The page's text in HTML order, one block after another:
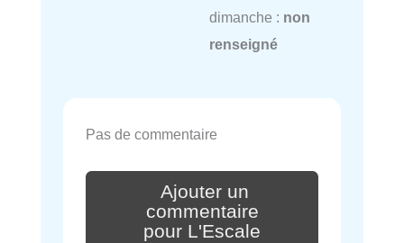
dimanche : non
renseigné
Pas de commentaire
Ajouter un
commentaire
pour L'Escale